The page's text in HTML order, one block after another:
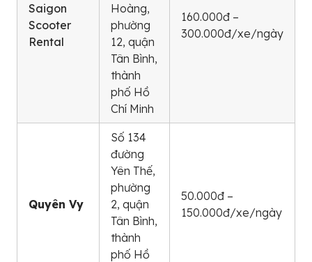
Saigon
Scooter
Rental
Hoàng,
phường
12, quận
Tân Bình,
thành
phố Hồ
Chí Minh
160.000đ –
300.000đ/xe/ngày
Quyên Vy
Số 134
đường
Yên Thế,
phường
2, quận
Tân Bình,
thành
phố Hồ
50.000đ –
150.000đ/xe/ngày